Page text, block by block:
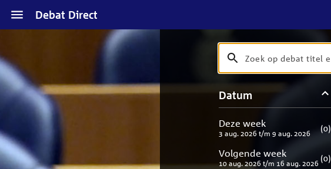
hoofdinhoudDebat Direct
Zoeken
Zoek
op
debat
titel
en
beschrijving
zoekresultaten
Verfijn
uw
resultaten
Datum
Deze week
3 aug. 2026 t/m 9 aug. 2026
(0)
Volgende week
10 aug. 2026 t/m 16 aug. 2026
(0)